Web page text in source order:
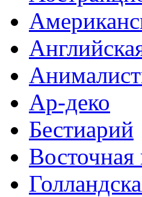
Ар-деко
Бестиарий
Восточная